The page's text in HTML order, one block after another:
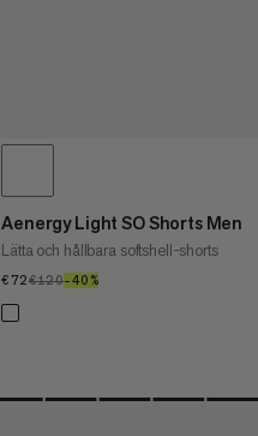
Aenergy Light SO Shorts Men
Lätta och hållbara softshell-shorts
€72€72
€120€120
–40%